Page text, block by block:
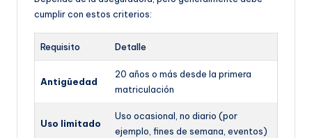
cumplir con estos criterios:
Requisito Detalle
Antigüedad
20 años o más desde la primera
matriculación
Uso limitado
Uso ocasional, no diario (por
ejemplo, fines de semana, eventos)